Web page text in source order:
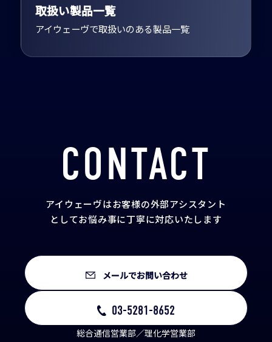
取扱い製品一覧
アイウェーヴで取扱いのある製品一覧
CONTACT
アイウェーヴはお客様の外部アシスタント
としてお悩み事に丁寧に対応いたします
メールでお問い合わせ
03-5281-8652
総合通信営業部／理化学営業部